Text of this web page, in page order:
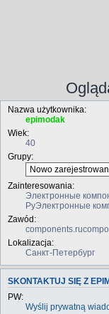
Nazwa użytkownika:
epimodak
Wiek:
40
Grupy:
Zainteresowania:
Электронные
РуЭлектронные
Zawód:
Lokalizacja:
Санкт-Петербург
SKONTAKTUJ SIĘ Z
PW:
Wyślij prywatną